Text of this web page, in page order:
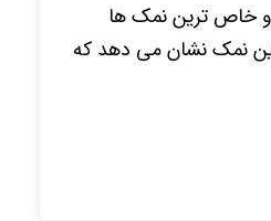
و خاص ترین نمک ها
نمک نشان می دهد که